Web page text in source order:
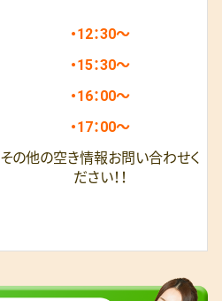
・12：30～
・15：30～
・16：00～
・17：00～
その他の空き情報お問い合わせく
ださい！！